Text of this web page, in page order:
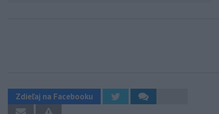
Zdieľaj na Facebooku